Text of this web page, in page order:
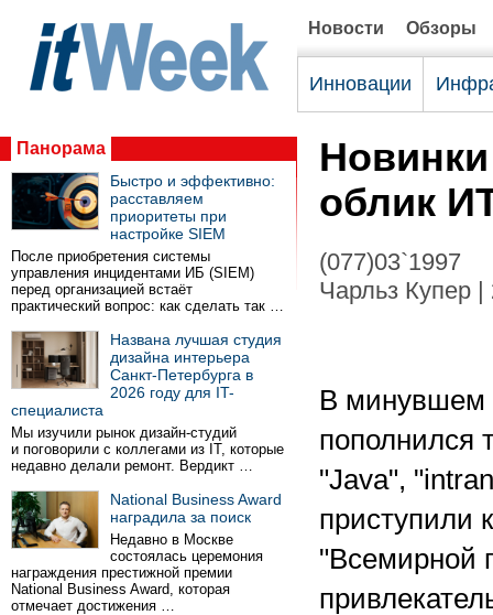
Новости Обзоры
Инновации
Панорама
Быстро и эффективно:
расставляем
приоритеты при
настройке SIEM
После приобретения системы
управления инцидентами ИБ (SIEM)
перед организацией встаёт
практический вопрос: как сделать так …
Названа лучшая студия
дизайна интерьера
Санкт-Петербурга в
2026 году для IT-
специалиста
Мы изучили рынок дизайн-студий
и поговорили с коллегами из IT, которые
недавно делали ремонт. Вердикт …
National Business Award
наградила за поиск
Недавно в Москве
состоялась церемония
награждения престижной премии
National Business Award, которая
отмечает достижения …
облик
(077)03`1997
Чарльз Купер |
В минувшем
пополнился
"Java",
приступили
"Всемирной